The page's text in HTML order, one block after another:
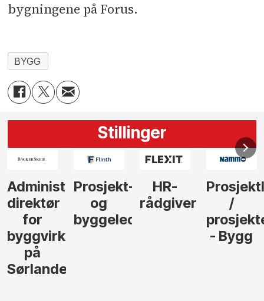
bygningene på Forus.
BYGG
Stillinger
HR-
rådgiver
Prosjektleder
/
prosjekteringsleder
Vi
behøver
elektrofagfolk
Anlegg
søker
Elektro